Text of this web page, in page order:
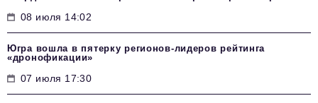
08 июля 14:02
Югра вошла в пятерку регионов-лидеров рейтинга
«дронофикации»
07 июля 17:30